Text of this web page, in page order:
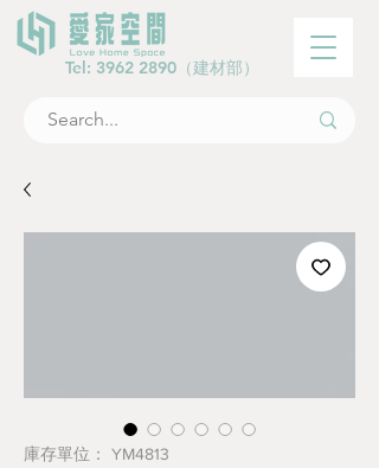
Tel: 3962 2890 （建材部）
庫存單位： YM4813